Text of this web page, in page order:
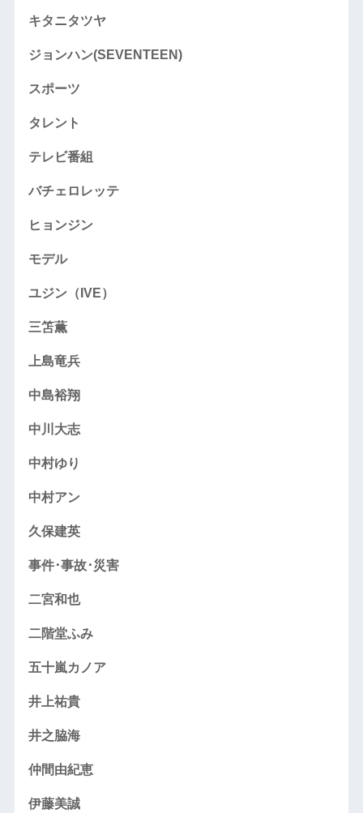
キタニタツヤ
ジョンハン(SEVENTEEN)
スポーツ
タレント
テレビ番組
バチェロレッテ
ヒョンジン
モデル
ユジン（IVE）
三笘薫
上島竜兵
中島裕翔
中川大志
中村ゆり
中村アン
久保建英
事件･事故･災害
二宮和也
二階堂ふみ
五十嵐カノア
井上祐貴
井之脇海
仲間由紀恵
伊藤美誠